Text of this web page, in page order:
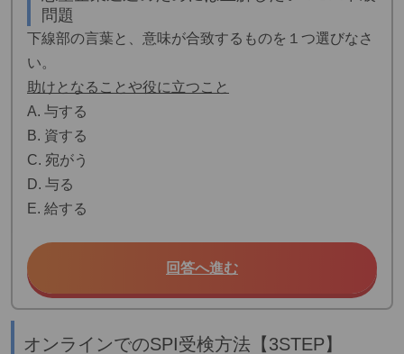
問題
下線部の言葉と、意味が合致するものを１つ選びなさ
い。
助けとなることや役に立つこと
A. 与する
B. 資する
C. 宛がう
D. 与る
E. 給する
回答へ進む
オンラインでのSPI受検方法【3STEP】